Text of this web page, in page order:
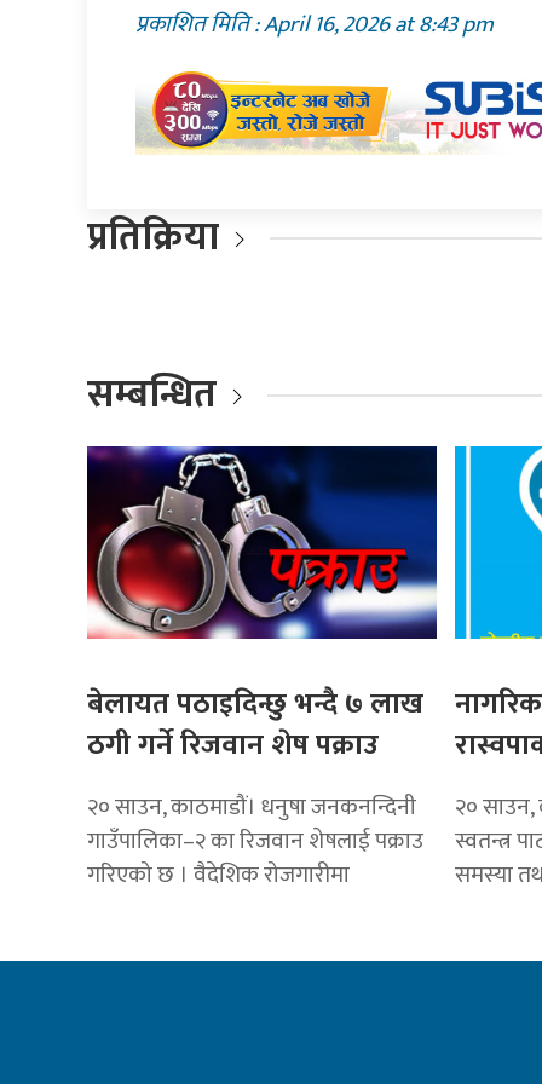
प्रकाशित मिति : April 16, 2026 at 8:43 pm
प्रतिक्रिया
सम्बन्धित
बेलायत पठाइदिन्छु भन्दै ७ लाख
ठगी गर्ने रिजवान शेष पक्राउ
२० साउन, काठमाडौं। धनुषा जनकनन्दिनी
गाउँपालिका–२ का रिजवान शेषलाई पक्राउ
गरिएको छ । वैदेशिक रोजगारीमा
२० साउन,
स्वतन्त्र
समस्या